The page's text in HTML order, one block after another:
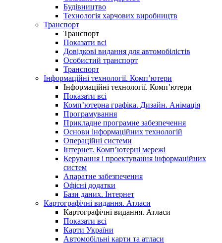
Будівництво
Технологія харчових виробництв
Транспорт
Транспорт
Показати всі
Довідкові видання для автомобілістів
Особистий транспорт
Транспорт
Інформаційні технології. Комп’ютери
Інформаційні технології. Комп’ютери
Показати всі
Комп’ютерна графіка. Дизайн. Анімація
Програмування
Прикладне програмне забезпечення
Основи інформаційних технологій
Операційні системи
Інтернет. Комп’ютерні мережі
Керування і проектування інформаційних
систем
Апаратне забезпечення
Офісні додатки
Бази даних. Інтернет
Картографічні видання. Атласи
Картографічні видання. Атласи
Показати всі
Карти України
Автомобільні карти та атласи